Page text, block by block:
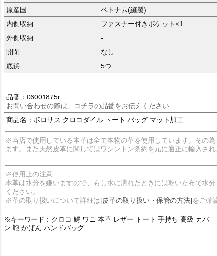
原産国
ベトナム(縫製)
内側収納
ファスナー付きポケット×1
外側収納
-
開閉
なし
底鋲
5つ
品番：06001875r
お問い合わせの際は、コチラの品番をお伝えください
商品名：ボロサス クロコダイル トート バッグ マット加工
※当店で使用している本革は全て本物の革を使用しています。その
ます。また天然皮革に関してはワシントン条約を元に適正に輸入さ
※使用上の注意
本革は水分を嫌いますので、もし水に濡れたときには乾いた布で水
ください。
※革の取り扱いについて詳細は[皮革の取り扱い・保管の方法]をご確
※キーワード：クロコ 鰐 ワニ 本革 レザー トート 手持ち 高級 カバ
ン 鞄 かばん ハンドバッグ